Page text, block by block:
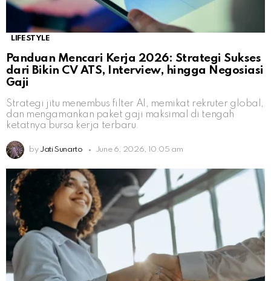
LIFESTYLE
Panduan Mencari Kerja 2026: Strategi Sukses
dari Bikin CV ATS, Interview, hingga Negosiasi
Gaji
Strategi jitu menembus filter AI, memikat rekruter global,
dan mengamankan paket gaji maksimal di tengah
ketatnya bursa kerja terbaru.
by Jati Sunarto June 6, 2026, 10:05 am